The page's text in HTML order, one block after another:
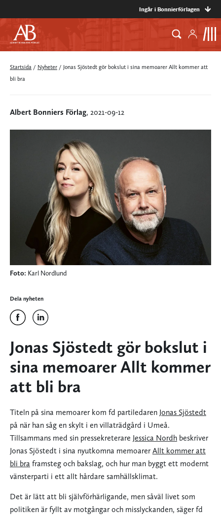
Ingår i Bonnierförlagen
Startsida / Nyheter / Jonas Sjöstedt gör bokslut i sina memoarer Allt kommer att
bli bra
Albert Bonniers Förlag, 2021-09-12
Foto: Karl Nordlund
Dela nyheten
Jonas Sjöstedt gör bokslut i
sina memoarer Allt kommer
att bli bra
Titeln på sina memoarer kom fd partiledaren Jonas Sjöstedt
på när han såg en skylt i en villaträdgård i Umeå.
Tillsammans med sin pressekreterare Jessica Nordh beskriver
Jonas Sjöstedt i sina nyutkomna memoarer Allt kommer att
bli bra framsteg och bakslag, och hur man byggt ett modernt
vänsterparti i ett allt hårdare samhällsklimat.
Det är lätt att bli självförhärligande, men såväl livet som
politiken är fyllt av motgångar och misslyckanden, säger fd